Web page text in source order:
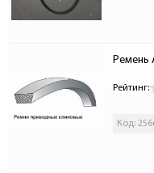
Ремень
Рейтинг:
Код: